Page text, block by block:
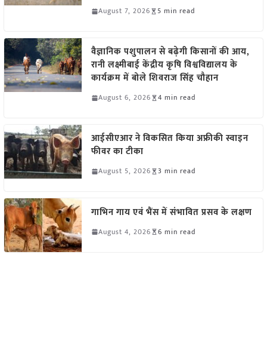
August 7, 2026 5 min read
वैज्ञानिक पशुपालन से बढ़ेगी किसानों की आय,
रानी लक्ष्मीबाई केंद्रीय कृषि विश्वविद्यालय के
कार्यक्रम में बोले शिवराज सिंह चौहान
August 6, 2026 4 min read
आईसीएआर ने विकसित किया अफ्रीकी स्वाइन
फीवर का टीका
August 5, 2026 3 min read
गाभिन गाय एवं भैंस में संभावित प्रसव के लक्षण
August 4, 2026 6 min read